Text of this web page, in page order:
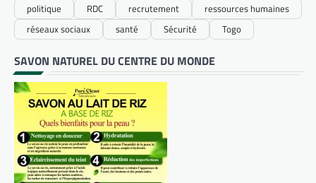
politique
RDC recrutement
ressources humaines
réseaux sociaux
santé Sécurité Togo
SAVON NATUREL DU CENTRE DU MONDE